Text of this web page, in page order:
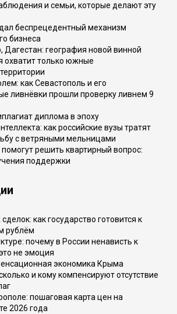
и семьи, которые делают эту
беспрецедентный механизм
бизнеса
Дагестан: география новой винной
охватит только южные
как Севастополь и его
ливнёвки прошли проверку ливнем 9
диплома в эпоху
как российские вузы тратят
с ветряными мельницами
решить квартирный вопрос:
поддержки
как государство готовится к
рублём
почему в России ненависть к
не эмоция
экономика Крыма
и кому компенсируют отсутствие
пошаговая карта цен на
2026 года